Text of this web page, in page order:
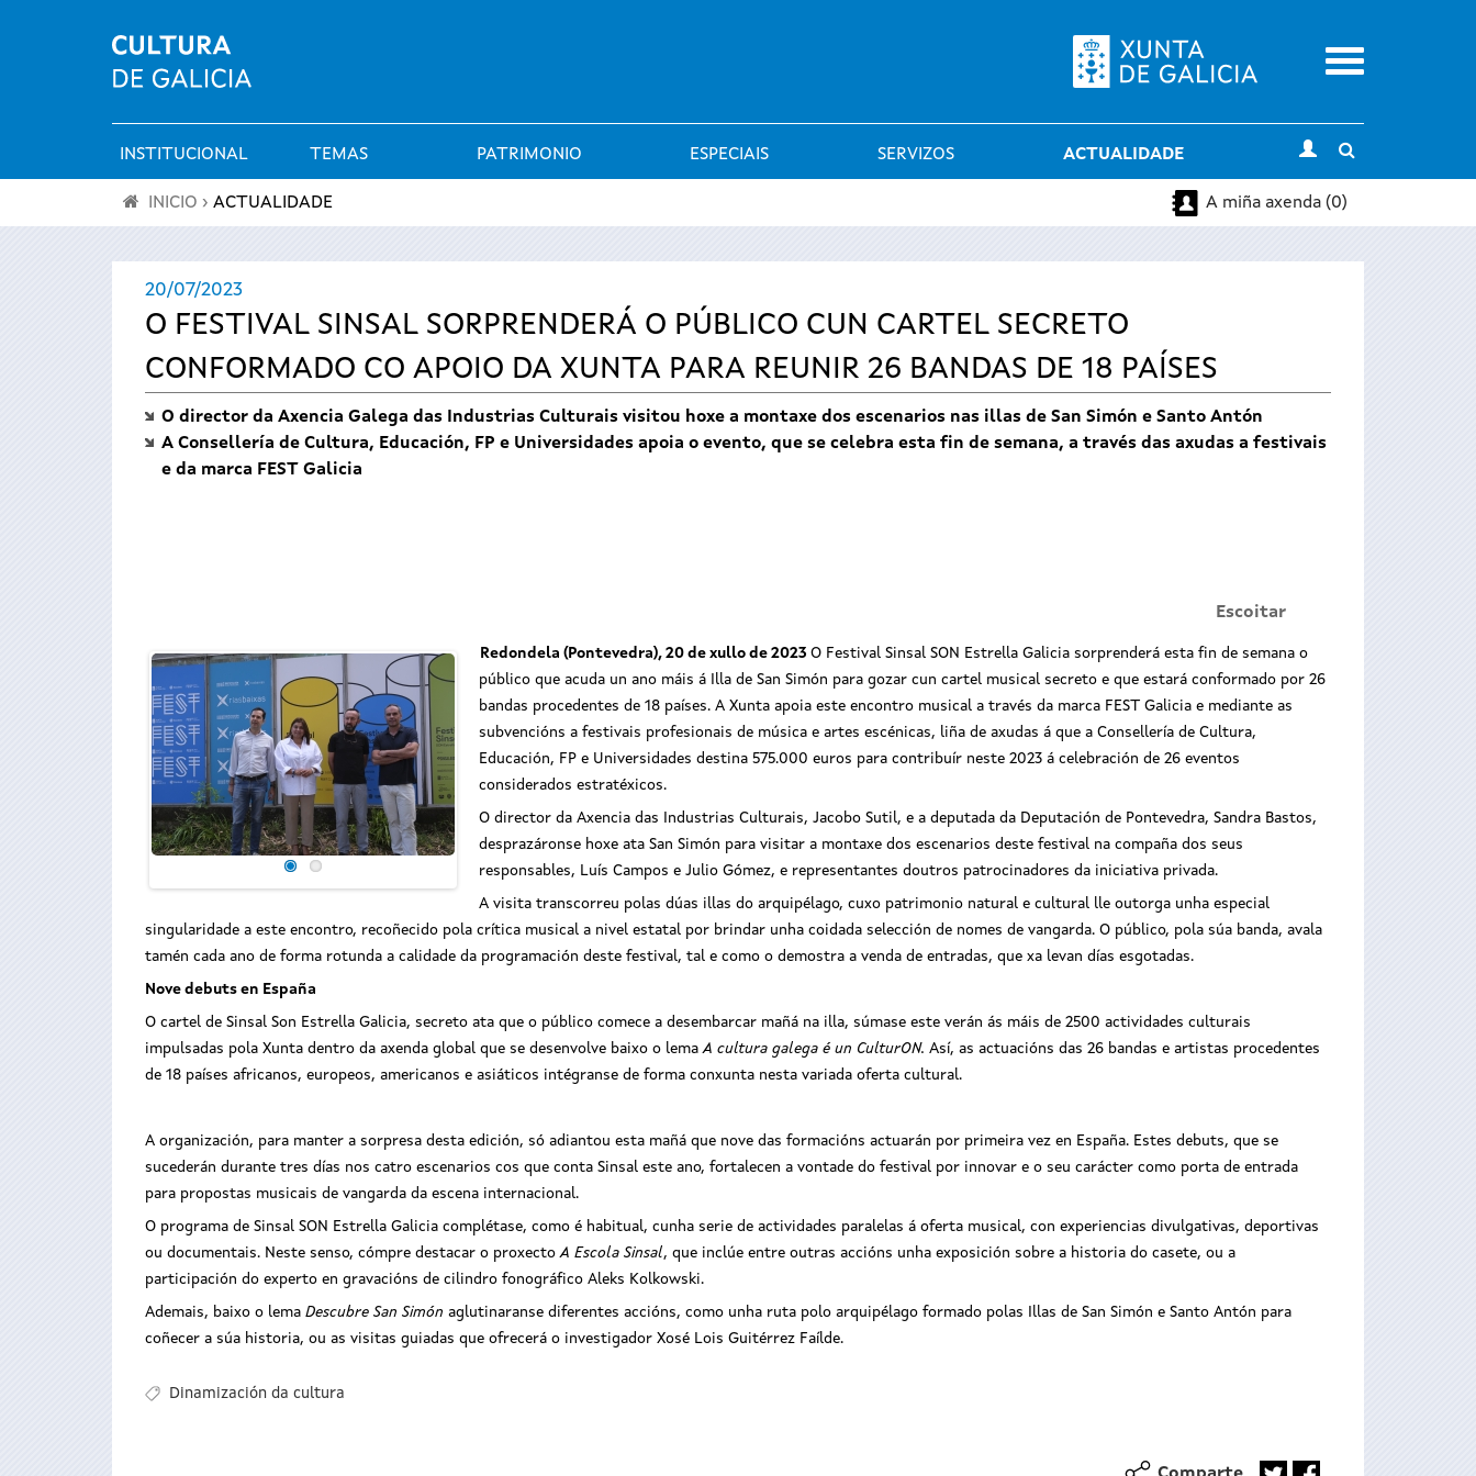
Menu
Menú
principal
INSTITUCIONAL TEMAS PATRIMONIO ESPECIAIS SERVIZOS ACTUALIDADE
search
está
INICIO › ACTUALIDADE A miña axenda (0)
20/07/2023
O FESTIVAL SINSAL SORPRENDERÁ O PÚBLICO CUN CARTEL SECRETO
CONFORMADO CO APOIO DA XUNTA PARA REUNIR 26 BANDAS DE 18 PAÍSES
O director da Axencia Galega das Industrias Culturais visitou hoxe a montaxe dos escenarios nas illas de San Simón e Santo Antón
A Consellería de Cultura, Educación, FP e Universidades apoia o evento, que se celebra esta fin de semana, a través das axudas a festivais
e da marca FEST Galicia
Escoitar
Redondela (Pontevedra), 20 de xullo de 2023 O Festival Sinsal SON Estrella Galicia sorprenderá esta fin de semana o
público que acuda un ano máis á Illa de San Simón para gozar cun cartel musical secreto e que estará conformado por 26
bandas procedentes de 18 países. A Xunta apoia este encontro musical a través da marca FEST Galicia e mediante as
subvencións a festivais profesionais de música e artes escénicas, liña de axudas á que a Consellería de Cultura,
Educación, FP e Universidades destina 575.000 euros para contribuír neste 2023 á celebración de 26 eventos
considerados estratéxicos.
O director da Axencia das Industrias Culturais, Jacobo Sutil, e a deputada da Deputación de Pontevedra, Sandra Bastos,
desprazáronse hoxe ata San Simón para visitar a montaxe dos escenarios deste festival na compaña dos seus
responsables, Luís Campos e Julio Gómez, e representantes doutros patrocinadores da iniciativa privada.
A visita transcorreu polas dúas illas do arquipélago, cuxo patrimonio natural e cultural lle outorga unha especial
singularidade a este encontro, recoñecido pola crítica musical a nivel estatal por brindar unha coidada selección de nomes de vangarda. O público, pola súa banda, avala
tamén cada ano de forma rotunda a calidade da programación deste festival, tal e como o demostra a venda de entradas, que xa levan días esgotadas.
Nove debuts en España
O cartel de Sinsal Son Estrella Galicia, secreto ata que o público comece a desembarcar mañá na illa, súmase este verán ás máis de 2500 actividades culturais
impulsadas pola Xunta dentro da axenda global que se desenvolve baixo o lemaA cultura galega é un CulturON. Así, as actuacións das 26 bandas e artistas procedentes
de 18 países africanos, europeos, americanos e asiáticos intégranse de forma conxunta nesta variada oferta cultural.
A organización, para manter a sorpresa desta edición, só adiantou esta mañá que nove das formacións actuarán por primeira vez en España. Estes debuts, que se
sucederán durante tres días nos catro escenarios cos que conta Sinsal este ano, fortalecen a vontade do festival por innovar e o seu carácter como porta de entrada
para propostas musicais de vangarda da escena internacional.
O programa de Sinsal SON Estrella Galicia complétase, como é habitual, cunha serie de actividades paralelas á oferta musical, con experiencias divulgativas, deportivas
ou documentais. Neste senso, cómpre destacar o proxectoA Escola Sinsal, que inclúe entre outras accións unha exposición sobre a historia do casete, ou a
participación do experto en gravacións de cilindro fonográfico Aleks Kolkowski.
Ademais, baixo o lema Descubre San Simón aglutinaranse diferentes accións, como unha ruta polo arquipélago formado polas Illas de San Simón e Santo Antón para
coñecer a súa historia, ou as visitas guiadas que ofrecerá o investigador Xosé Lois Guitérrez Faílde.
Dinamización da cultura